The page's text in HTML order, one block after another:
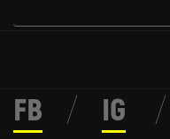
FB / IG /